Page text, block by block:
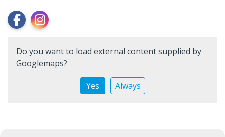
Do you want to load external content supplied by
Googlemaps?
Yes Always